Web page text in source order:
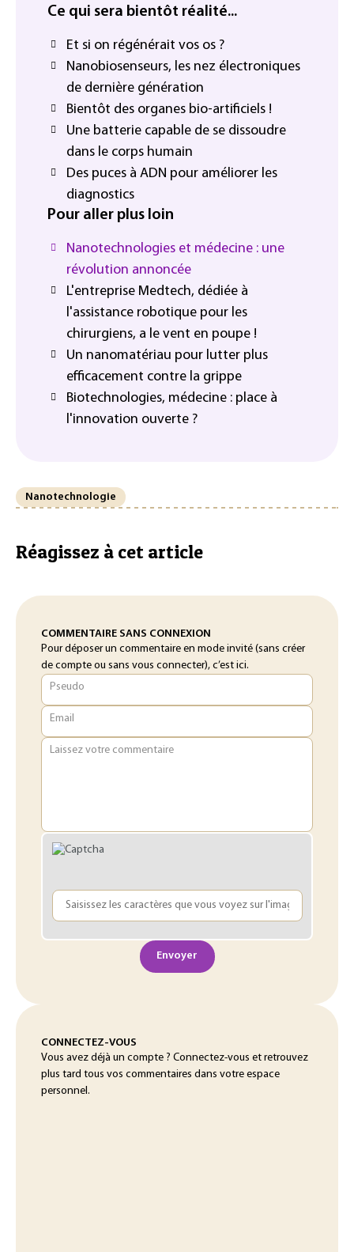
Ce qui sera bientôt réalité...
Et si on régénérait vos os ?
Nanobiosenseurs, les nez électroniques
de dernière génération
Bientôt des organes bio-artificiels !
Une batterie capable de se dissoudre
dans le corps humain
Des puces à ADN pour améliorer les
diagnostics
Pour aller plus loin
Nanotechnologies et médecine : une
révolution annoncée
L'entreprise Medtech, dédiée à
l'assistance robotique pour les
chirurgiens, a le vent en poupe !
Un nanomatériau pour lutter plus
efficacement contre la grippe
Biotechnologies, médecine : place à
l'innovation ouverte ?
Nanotechnologie
Réagissez à cet article
COMMENTAIRE SANS CONNEXION
Pour déposer un commentaire en mode invité (sans créer
de compte ou sans vous connecter), c’est ici.
Pseudo
Email
Laissez votre commentaire
Envoyer
CONNECTEZ-VOUS
Vous avez déjà un compte ? Connectez-vous et retrouvez
plus tard tous vos commentaires dans votre espace
personnel.